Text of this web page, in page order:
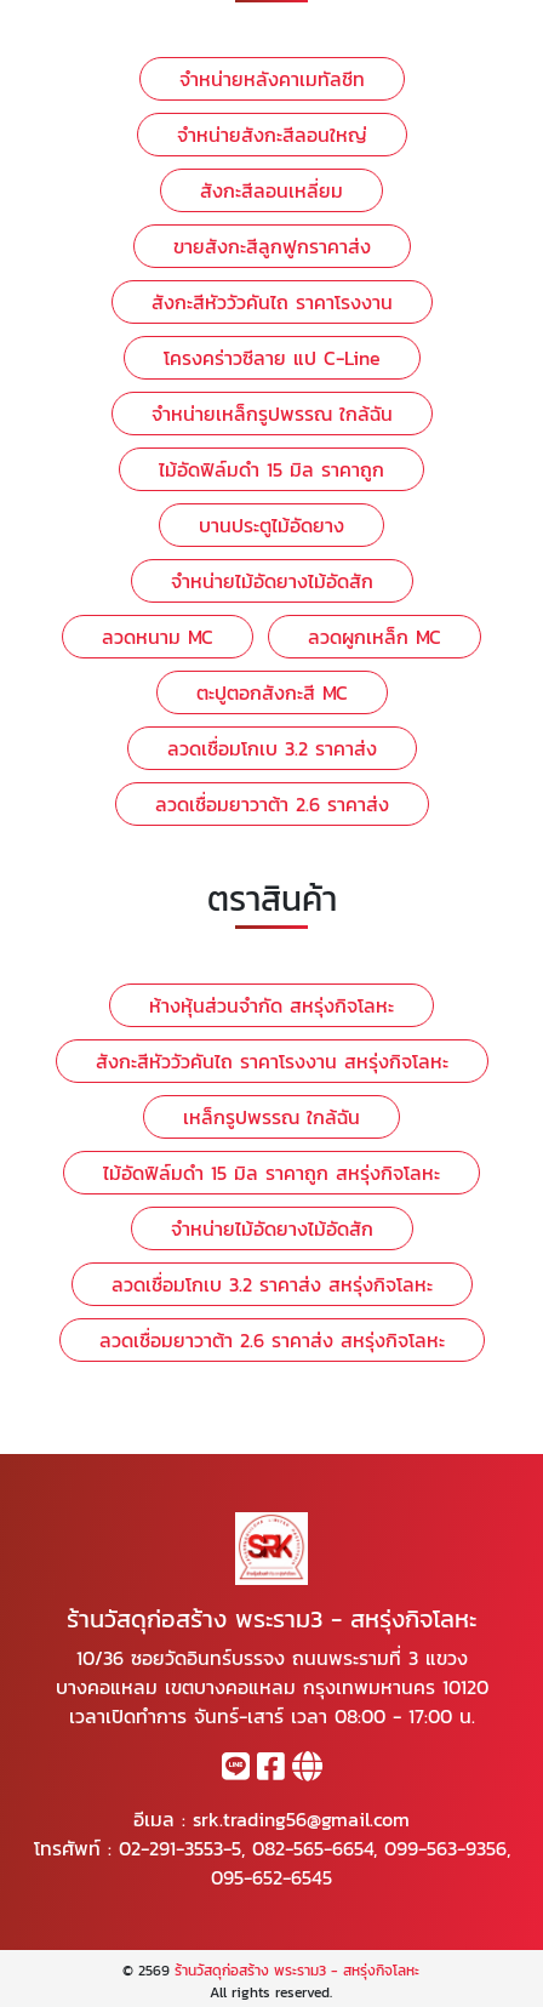
จำหน่ายหลังคาเมทัลชีท
จำหน่ายสังกะสีลอนใหญ่
สังกะสีลอนเหลี่ยม
ขายสังกะสีลูกฟูกราคาส่ง
สังกะสีหัววัวคันไถ ราคาโรงงาน
โครงคร่าวซีลาย แป C-Line
จำหน่ายเหล็กรูปพรรณ ใกล้ฉัน
ไม้อัดฟิล์มดํา 15 มิล ราคาถูก
บานประตูไม้อัดยาง
จำหน่ายไม้อัดยางไม้อัดสัก
ลวดหนาม MC
ลวดผูกเหล็ก MC
ตะปูตอกสังกะสี MC
ลวดเชื่อมโกเบ 3.2 ราคาส่ง
ลวดเชื่อมยาวาต้า 2.6 ราคาส่ง
ตราสินค้า
ห้างหุ้นส่วนจำกัด สหรุ่งกิจโลหะ
สังกะสีหัววัวคันไถ ราคาโรงงาน สหรุ่งกิจโลหะ
เหล็กรูปพรรณ ใกล้ฉัน
ไม้อัดฟิล์มดํา 15 มิล ราคาถูก สหรุ่งกิจโลหะ
จำหน่ายไม้อัดยางไม้อัดสัก
ลวดเชื่อมโกเบ 3.2 ราคาส่ง สหรุ่งกิจโลหะ
ลวดเชื่อมยาวาต้า 2.6 ราคาส่ง สหรุ่งกิจโลหะ
ร้านวัสดุก่อสร้าง พระราม3 - สหรุ่งกิจโลหะ
10/36 ซอยวัดอินทร์บรรจง ถนนพระรามที่ 3 แขวง
บางคอแหลม เขตบางคอแหลม กรุงเทพมหานคร 10120
เวลาเปิดทำการ จันทร์-เสาร์ เวลา 08:00 - 17:00 น.
อีเมล : srk.trading56@gmail.com
โทรศัพท์ : 02-291-3553-5, 082-565-6654, 099-563-9356,
095-652-6545
© 2569ร้านวัสดุก่อสร้าง พระราม3 - สหรุ่งกิจโลหะ
All rights reserved.